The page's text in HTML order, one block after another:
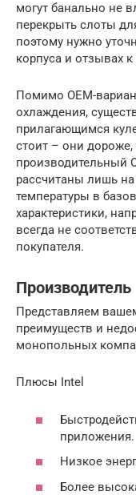
могут банально не
перекрыть слоты
поэтому нужно
корпуса и отзывах
Помимо OEM-
охлаждения,
прилагающимся
стоит – они
производительный
рассчитаны лишь
температуры в
характеристики,
всегда не
покупателя.
Производитель
Представляем
преимуществ и
монопольных
Плюсы Intel
приложения.
Низкое
Более